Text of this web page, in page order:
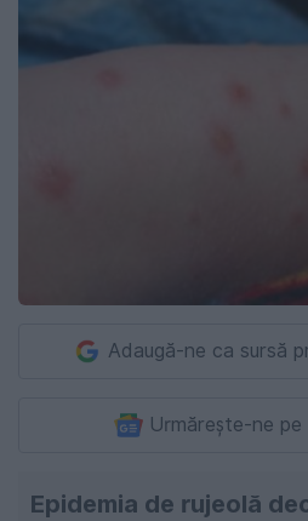
Adaugă-ne ca sursă
Urmărește-ne
Epidemia de rujeolă